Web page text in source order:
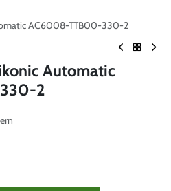
AC6008-TTB00-330-2
Automatic
2